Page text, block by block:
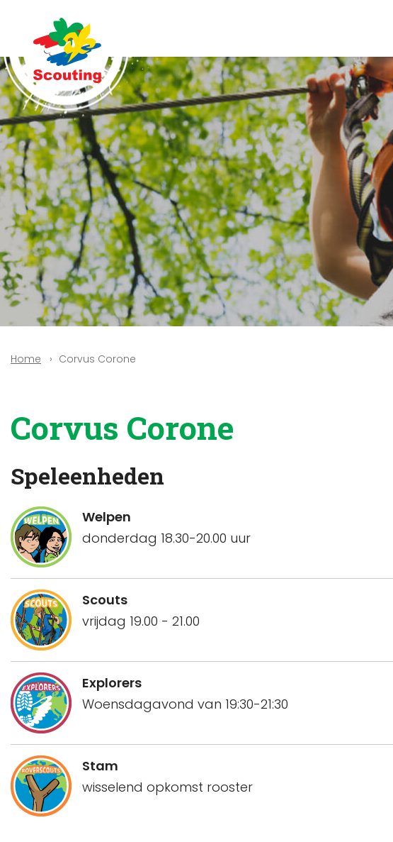
Home Corvus Corone
Corvus Corone
Speleenheden
Welpen
donderdag 18.30-20.00 uur
Scouts
vrijdag 19.00 - 21.00
Explorers
Woensdagavond van 19:30-21:30
Stam
wisselend opkomst rooster